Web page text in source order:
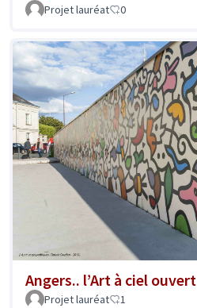
Projet lauréat 0
Angers.. l’Art à ciel ouvert
Projet lauréat 1